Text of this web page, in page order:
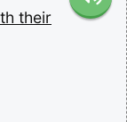
their